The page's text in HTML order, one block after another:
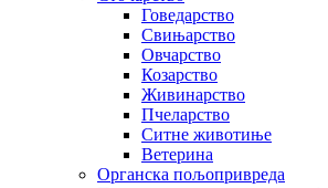
Говедарство
Свињарство
Овчарство
Козарство
Живинарство
Пчеларство
Ситне животиње
Ветерина
Органска пољопривреда